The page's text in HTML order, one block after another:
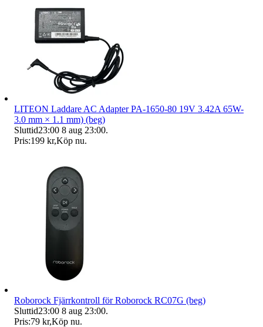
LITEON Laddare AC Adapter PA-1650-80 19V 3.42A 65W-
3.0 mm × 1.1 mm) (beg)
Sluttid23:00 8 aug 23:00.
Pris:199 kr,Köp nu.
Roborock Fjärrkontroll för Roborock RC07G (beg)
Sluttid23:00 8 aug 23:00.
Pris:79 kr,Köp nu.